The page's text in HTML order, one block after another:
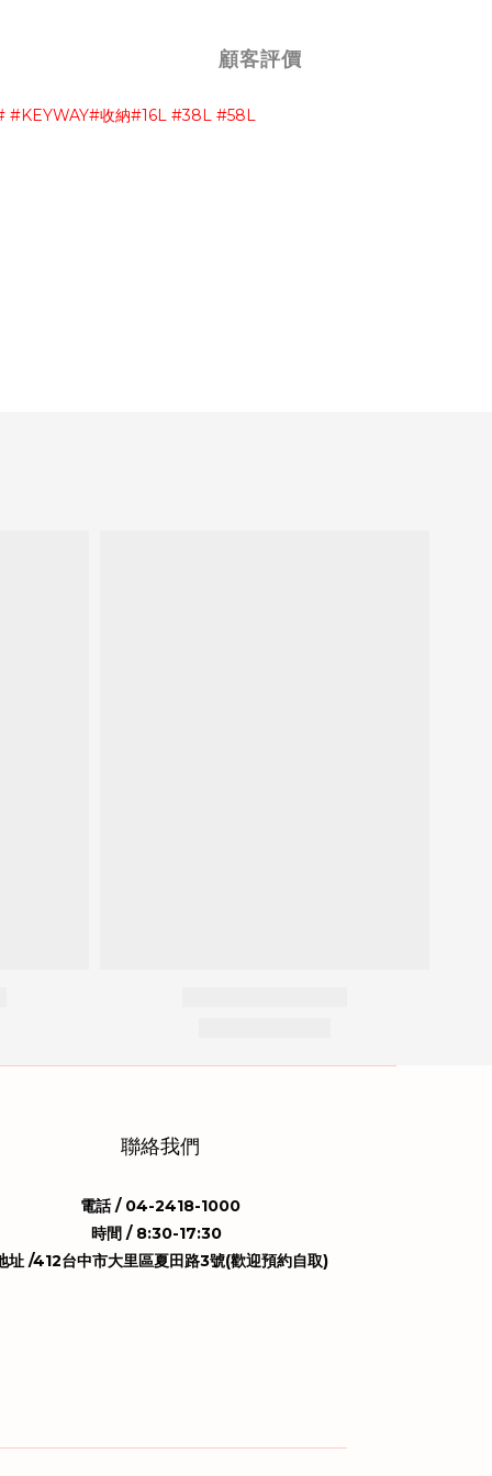
顧客評價
#KEYWAY#收納#16L #38L #58L
聯絡我們
電話 / 04-2418-1000
時間 / 8:30-17:30
址 /412台中市大里區夏田路3號(歡迎預約自取)